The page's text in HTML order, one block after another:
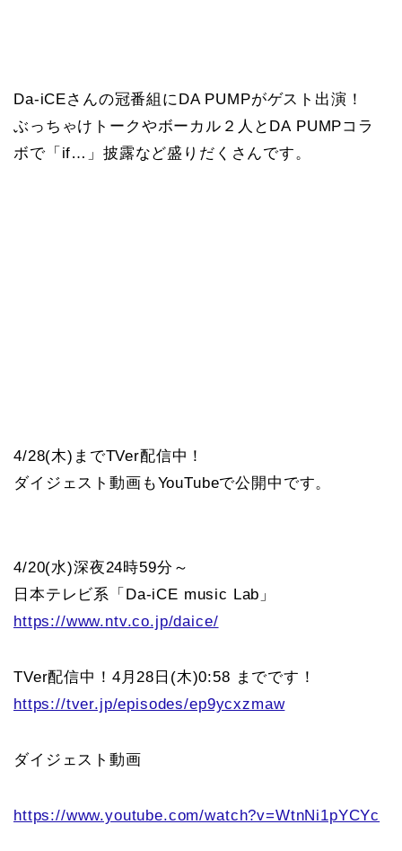
Da-iCEさんの冠番組にDA PUMPがゲスト出演！
ぶっちゃけトークやボーカル２人とDA PUMPコラ
ボで「if…」披露など盛りだくさんです。
4/28(木)までTVer配信中！
ダイジェスト動画もYouTubeで公開中です。
4/20(水)深夜24時59分～
日本テレビ系「Da-iCE music Lab」
https://www.ntv.co.jp/daice/
TVer配信中！4月28日(木)0:58 までです！
https://tver.jp/episodes/ep9ycxzmaw
ダイジェスト動画
https://www.youtube.com/watch?v=WtnNi1pYCYc